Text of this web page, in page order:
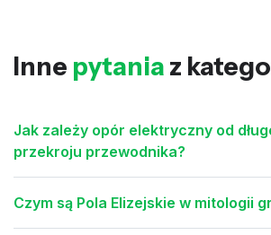
Inne pytania z
Jak zależy opór elektryczny od
przekroju przewodnika?
Czym są Pola Elizejskie w mitologii